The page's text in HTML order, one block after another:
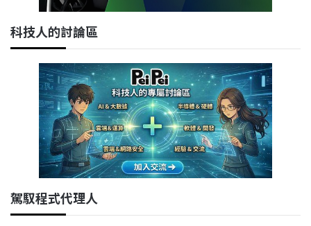
科技人的討論區
駕馭程式代理人